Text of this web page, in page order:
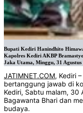
Bupati Kediri Hanindhito
Kapolres Kediri AKBP
Jaka Utama, Minggu, 31
JATIMNET.COM, Kediri
bertanggung jawab di
Kediri, Sabtu malam, 30
Bagawanta Bhari dan
budaya.